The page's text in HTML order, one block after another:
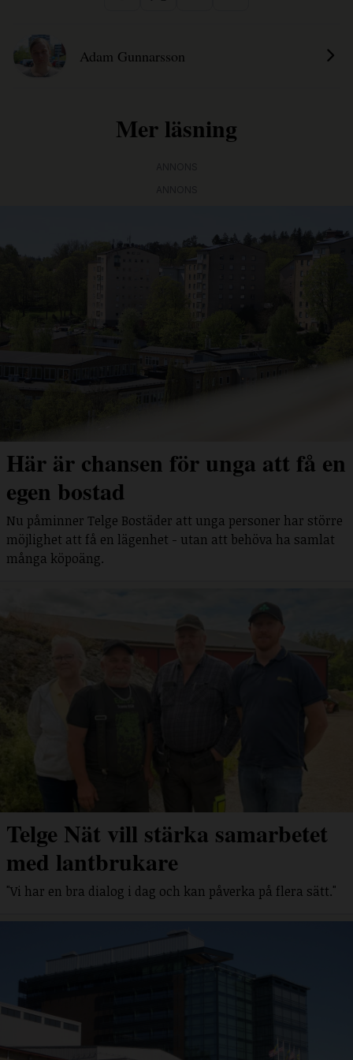
Adam Gunnarsson
Mer läsning
Här är chansen för unga att få en
egen bostad
Nu påminner Telge Bostäder att unga personer har större
möjlighet att få en lägenhet - utan att behöva ha samlat
många köpoäng.
Telge Nät vill stärka samarbetet
med lantbrukare
"Vi har en bra dialog i dag och kan påverka på flera sätt."